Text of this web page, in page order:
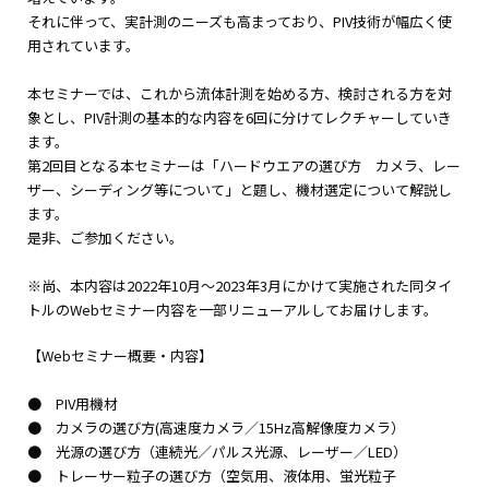
それに伴って、実計測のニーズも高まっており、PIV技術が幅広く使
用されています。
本セミナーでは、これから流体計測を始める方、検討される方を対
象とし、PIV計測の基本的な内容を6回に分けてレクチャーしていき
ます。
第2回目となる本セミナーは「ハードウエアの選び方 カメラ、レー
ザー、シーディング等について」と題し、機材選定について解説し
ます。
是非、ご参加ください。
※尚、本内容は2022年10月～2023年3月にかけて実施された同タイ
トルのWebセミナー内容を一部リニューアルしてお届けします。
【Webセミナー概要・内容】
● PIV用機材
● カメラの選び方(高速度カメラ／15Hz高解像度カメラ）
● 光源の選び方（連続光／パルス光源、レーザー／LED）
● トレーサー粒子の選び方（空気用、液体用、蛍光粒子